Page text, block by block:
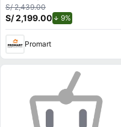
ELECCIÓN
S/ 2,439.00
S/ 2,199.00 9%
Promart